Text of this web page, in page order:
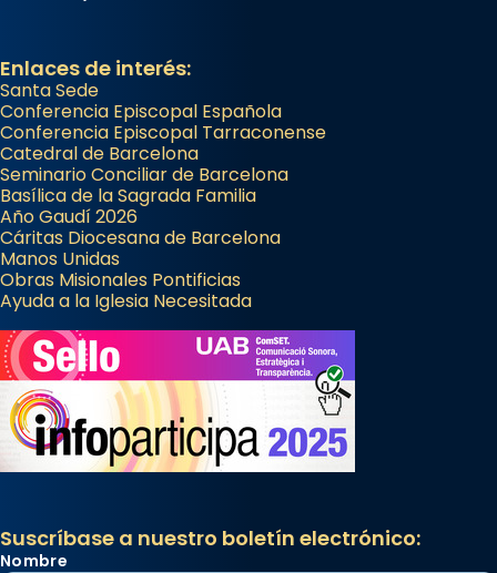
Enlaces de interés:
Santa Sede
Conferencia Episcopal Española
Conferencia Episcopal Tarraconense
Catedral de Barcelona
Seminario Conciliar de Barcelona
Basílica de la Sagrada Familia
Año Gaudí 2026
Cáritas Diocesana de Barcelona
Manos Unidas
Obras Misionales Pontificias
Ayuda a la Iglesia Necesitada
Suscríbase a nuestro boletín electrónico:
Nombre